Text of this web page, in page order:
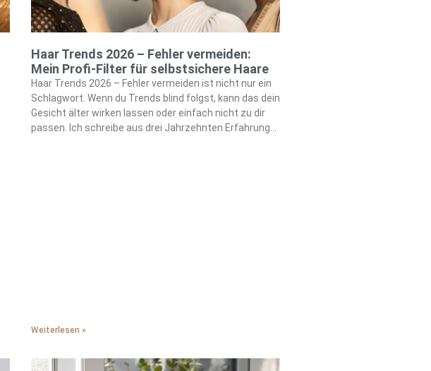
Haar Trends 2026 – Fehler vermeiden:
Mein Profi-Filter für selbstsichere Haare
Haar Trends 2026 – Fehler vermeiden ist nicht nur ein
Schlagwort. Wenn du Trends blind folgst, kann das dein
Gesicht älter wirken lassen oder einfach nicht zu dir
passen. Ich schreibe aus drei Jahrzehnten Erfahrung
Weiterlesen »